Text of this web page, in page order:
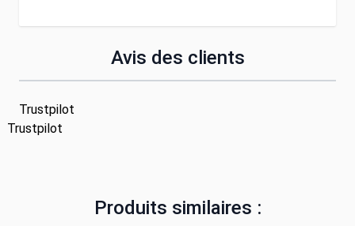
Avis des clients
Trustpilot
Trustpilot
Produits similaires :